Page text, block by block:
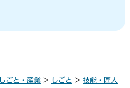
しごと・産業 > しごと > 技能・匠人